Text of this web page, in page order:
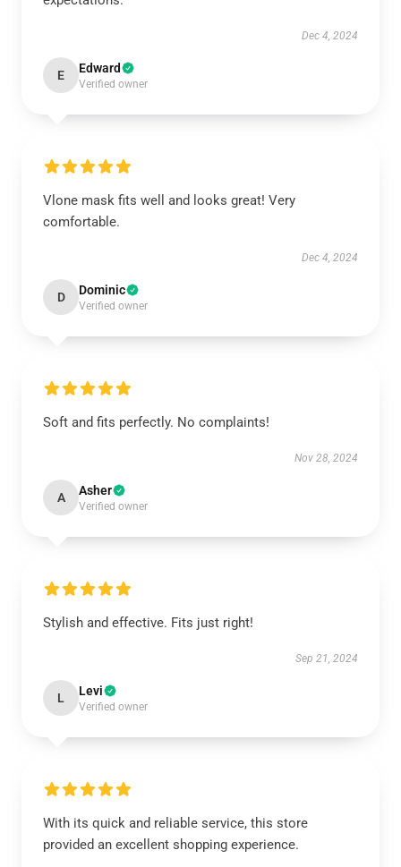
Dec 4, 2024
E Edward
Verified owner
Vlone mask fits well and looks great! Very
comfortable.
Dec 4, 2024
D Dominic
Verified owner
Soft and fits perfectly. No complaints!
Nov 28, 2024
A Asher
Verified owner
Stylish and effective. Fits just right!
Sep 21, 2024
L Levi
Verified owner
With its quick and reliable service, this store
provided an excellent shopping experience.